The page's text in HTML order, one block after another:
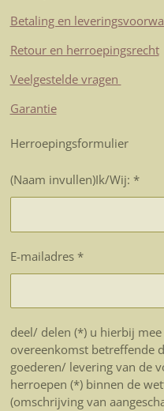
Betaling en
Retour en herroepingsrecht
Veelgestelde vragen
Garantie
Herroepingsformulier
(Naam invullen)Ik/Wij: *
E-mailadres *
deel/ delen (*) u hierbij
overeenkomst betreffende
goederen/ levering van de
herroepen (*) binnen de
(omschrijving van